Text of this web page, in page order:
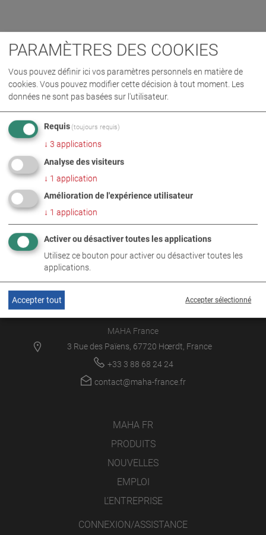
MAHA France
3 Rue des Païens, 67720 Hœrdt, France
+33 3 88 68 24 24
contact@maha-france.fr
MAHA FR
PRODUITS
NOUVELLES
EMPLOI
L’ENTREPRISE
CONNEXION/ASSISTANCE
PARAMÈTRES DES COOKIES
Vous pouvez définir ici vos paramètres personnels en matière de
cookies. Vous pouvez modifier cette décision à tout moment. Les
données ne sont pas basées sur l'utilisateur.
Requis (toujours requis)
↓ 3 applications
Analyse des visiteurs
↓ 1 application
Amélioration de l'expérience utilisateur
↓ 1 application
Activer ou désactiver toutes les applications
Utilisez ce bouton pour activer ou désactiver toutes les
applications.
Accepter sélectionné
Accepter tout